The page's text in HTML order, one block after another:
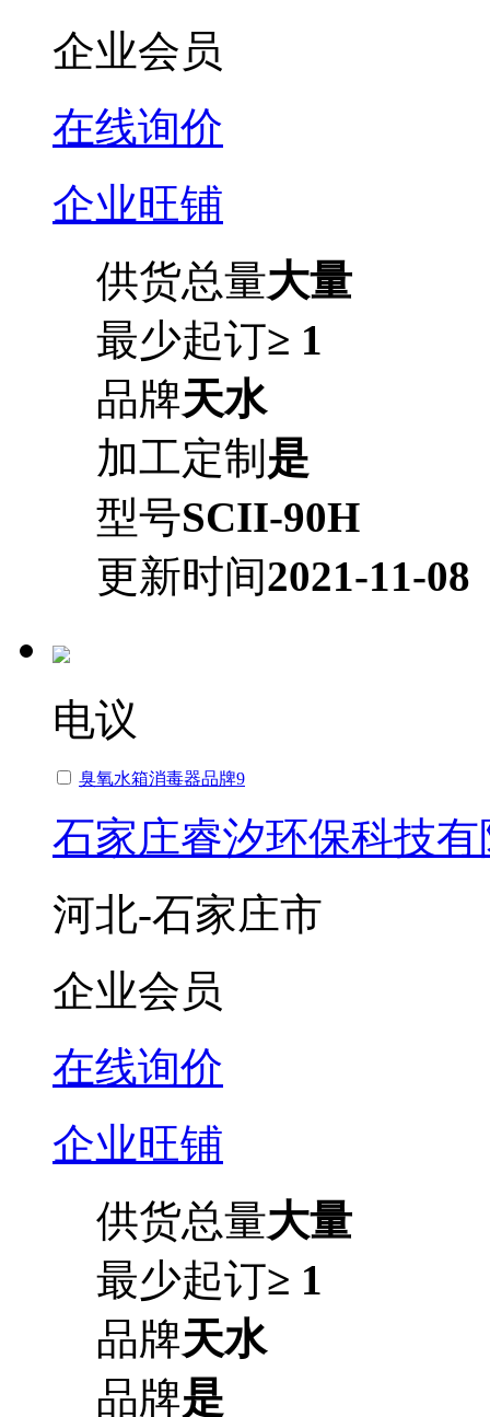
企业会员
在线询价
企业旺铺
供货总量大量
最少起订≥ 1
品牌天水
加工定制 是
型号SCII-90H
更新时间2021-11-08
电议
臭氧水箱消毒器品牌9
石家庄睿汐环保科技
河北-石家庄市
企业会员
在线询价
企业旺铺
供货总量大量
最少起订≥ 1
品牌天水
品牌是